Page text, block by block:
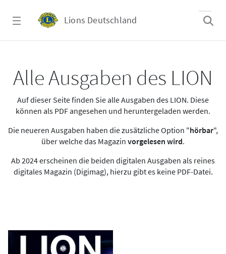
Lions Deutschland
Alle Ausgaben des LION
Auf dieser Seite finden Sie alle Ausgaben des LION. Diese
können als PDF angesehen und heruntergeladen werden.
Die neueren Ausgaben haben die zusätzliche Option "hörbar",
über welche das Magazin vorgelesen wird.
Ab 2024 erscheinen die beiden digitalen Ausgaben als reines
digitales Magazin (Digimag), hierzu gibt es keine PDF-Datei.